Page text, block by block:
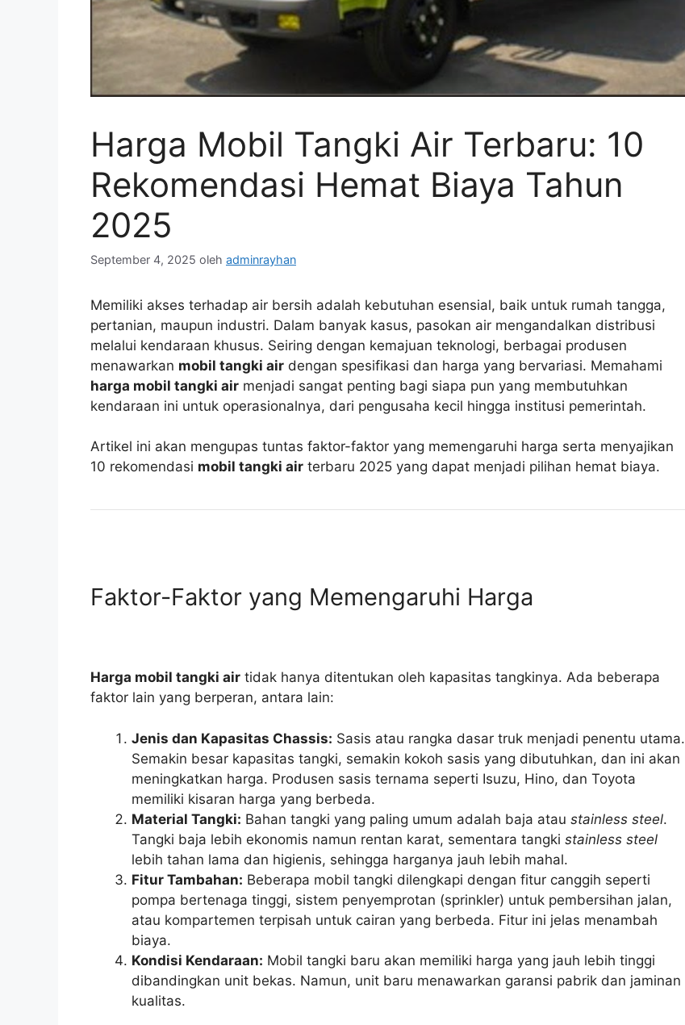
Harga Mobil Tangki Air Terbaru: 10
Rekomendasi Hemat Biaya Tahun
2025
September 4, 2025 oleh adminrayhan
Memiliki akses terhadap air bersih adalah kebutuhan esensial, baik untuk rumah tangga,
pertanian, maupun industri. Dalam banyak kasus, pasokan air mengandalkan distribusi
melalui kendaraan khusus. Seiring dengan kemajuan teknologi, berbagai produsen
menawarkan mobil tangki air dengan spesifikasi dan harga yang bervariasi. Memahami
harga mobil tangki air menjadi sangat penting bagi siapa pun yang membutuhkan
kendaraan ini untuk operasionalnya, dari pengusaha kecil hingga institusi pemerintah.
Artikel ini akan mengupas tuntas faktor-faktor yang memengaruhi harga serta menyajikan
10 rekomendasi mobil tangki air terbaru 2025 yang dapat menjadi pilihan hemat biaya.
Faktor-Faktor yang Memengaruhi Harga
Harga mobil tangki air tidak hanya ditentukan oleh kapasitas tangkinya. Ada beberapa
faktor lain yang berperan, antara lain:
Jenis dan Kapasitas Chassis: Sasis atau rangka dasar truk menjadi penentu utama.
Semakin besar kapasitas tangki, semakin kokoh sasis yang dibutuhkan, dan ini akan
meningkatkan harga. Produsen sasis ternama seperti Isuzu, Hino, dan Toyota
memiliki kisaran harga yang berbeda.
Material Tangki: Bahan tangki yang paling umum adalah baja atau stainless steel.
Tangki baja lebih ekonomis namun rentan karat, sementara tangki stainless steel
lebih tahan lama dan higienis, sehingga harganya jauh lebih mahal.
Fitur Tambahan: Beberapa mobil tangki dilengkapi dengan fitur canggih seperti
pompa bertenaga tinggi, sistem penyemprotan (sprinkler) untuk pembersihan jalan,
atau kompartemen terpisah untuk cairan yang berbeda. Fitur ini jelas menambah
biaya.
Kondisi Kendaraan: Mobil tangki baru akan memiliki harga yang jauh lebih tinggi
dibandingkan unit bekas. Namun, unit baru menawarkan garansi pabrik dan jaminan
kualitas.